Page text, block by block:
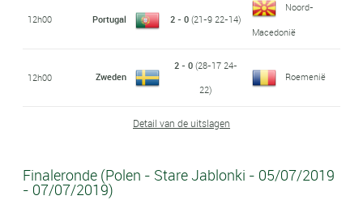
12h00 Portugal 2 - 0(21-9 22-14)
Noord-
Macedonië
12h00 Zweden
2 - 0(28-17 24-
22)
Roemenië
Detail van de uitslagen
Finaleronde (Polen - Stare Jablonki - 05/07/2019
- 07/07/2019)